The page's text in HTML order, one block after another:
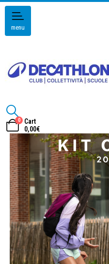
menu
0
Cart
0,00€